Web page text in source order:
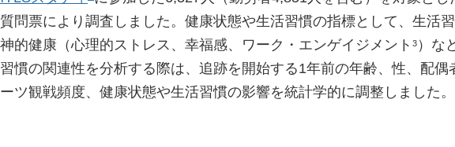
問票により調査しました。健康状態や生活習慣の指標として、生活
的健康（心理的ストレス、幸福感、ワーク・エンゲイジメント 3 ）な
慣の関連性を分析する際は、追跡を開始する1年前の年齢、性、配
ツ観戦頻度、健康状態や生活習慣の影響を統計学的に調整しました。